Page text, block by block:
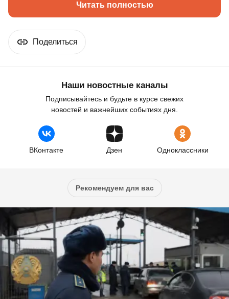
Читать полностью
Поделиться
Наши новостные каналы
Подписывайтесь и будьте в курсе свежих
новостей и важнейших событиях дня.
ВКонтакте Дзен Одноклассники
Рекомендуем для вас